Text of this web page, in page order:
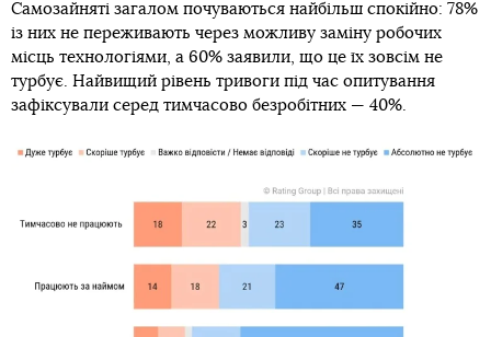
Самозайняті загалом почуваються найбільш спокійно: 78%
із них не переживають через можливу заміну робочих
місць технологіями, а 60% заявили, що це їх зовсім не
турбує. Найвищий рівень тривоги під час опитування
зафіксували серед тимчасово безробітних — 40%.